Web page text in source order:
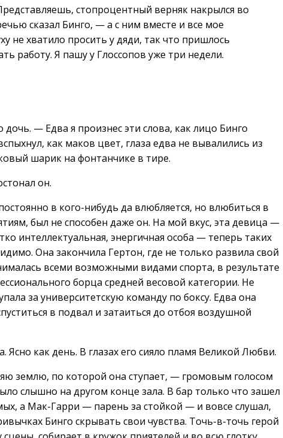
стопроцентный верняк накрылся во
сказал Бинго, — а с ним вместе и все мое
не хватило просить у дяди, так что пришлось
работу. Я пашу у Глоссопов уже три недели.
— Едва я произнес эти слова, как лицо Бинго
как маков цвет, глаза едва не вывалились из
шарик на фонтанчике в тире.
он.
в кого-нибудь да влюбляется, но влюбиться в
был не способен даже он. На мой вкус, эта девица —
интеллектуальная, энергичная особа — теперь таких
Она закончила Гертон, где не только развила свой
всеми возможными видами спорта, в результате
борца средней весовой категории. Не
за университетскую команду по боксу. Едва она
в подвал и затаиться до отбоя воздушной
Ясно как день. В глазах его сияло пламя Великой Любви.
землю, по которой она ступает, — громовым голосом
слышно на другом конце зала. В бар только что зашел
а Мак-Гарри — парень за стойкой — и вовсе слушал,
Бинго скрывать свои чувства. Точь-в-точь герой